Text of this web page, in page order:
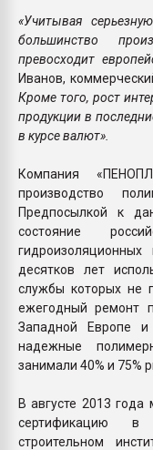
«Учитывая
большинство
превосходит
Иванов,
Кроме того, рост
продукции в
в курсе валют».
Компания
производство
Предпосылкой к
состояние
десятков лет
службы которых не
ежегодный ремонт
Западной Европе
надежные
занимали 40% и 75%
В августе 2013 года
сертификацию в
строительном